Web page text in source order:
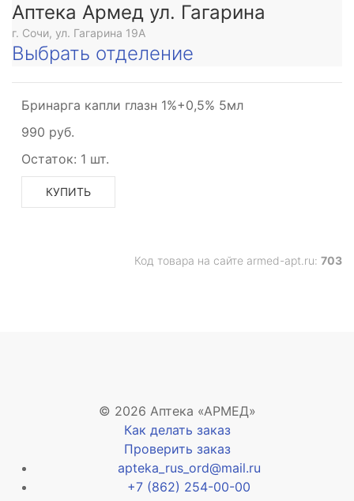
Аптека Армед ул. Гагарина
г. Сочи, ул. Гагарина 19А
Выбрать отделение
Бринарга капли глазн 1%+0,5% 5мл
990 руб.
Остаток: 1 шт.
КУПИТЬ
Код товара на сайте armed-apt.ru: 703
© 2026 Аптека «АРМЕД»
Как делать заказ
Проверить заказ
apteka_rus_ord@mail.ru
+7 (862) 254-00-00